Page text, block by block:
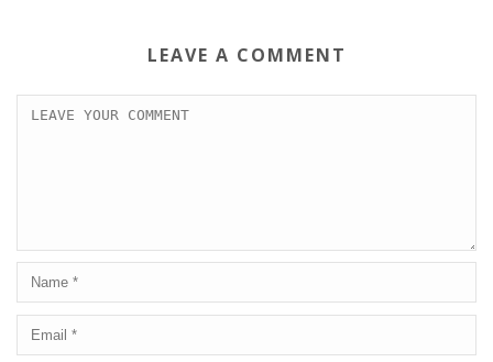
LEAVE A COMMENT